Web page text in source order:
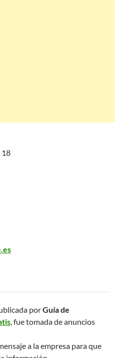
18
porGuía de
, fue tomada de anuncios
a la empresa para que